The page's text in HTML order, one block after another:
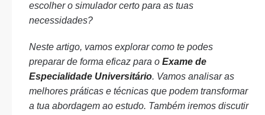
escolher o simulador certo para as tuas
necessidades?
Neste artigo, vamos explorar como te podes
preparar de forma eficaz para o Exame de
Especialidade Universitário. Vamos analisar as
melhores práticas e técnicas que podem transformar
a tua abordagem ao estudo. Também iremos discutir